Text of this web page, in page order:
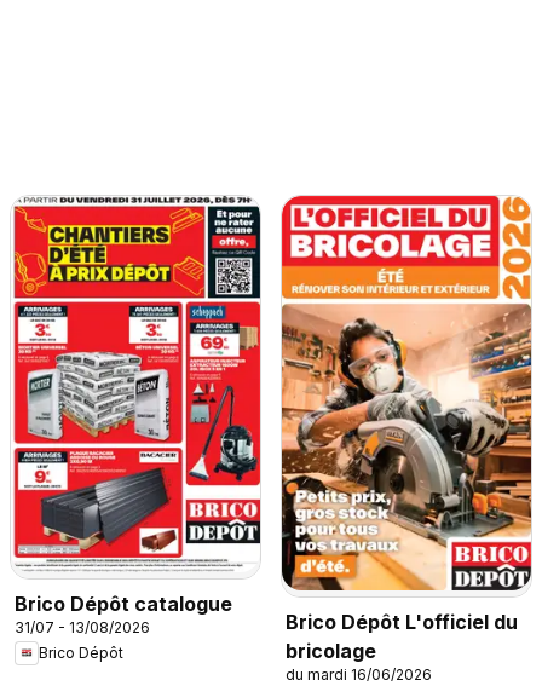
Brico Dépôt catalogue
31/07 - 13/08/2026
Brico Dépôt
Brico Dépôt L'officiel du
bricolage
du mardi 16/06/2026